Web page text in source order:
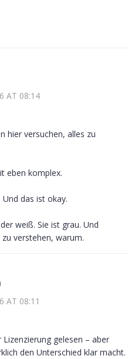
AT 08:14
hier versuchen, alles zu
eben komplex.
das ist okay.
weiß. Sie ist grau. Und
verstehen, warum.
AT 08:11
gelesen – aber
den Unterschied klar macht.